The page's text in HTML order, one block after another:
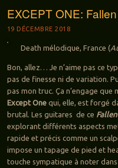
EXCEPT ONE: Fallen
19 DÉCEMBRE 2018
Death mélodique, France (
Bon, allez… Je n’aime pas ce
pas de finesse ni de variation.
pas mon truc. Ça n’engage que
Except Onequi, elle, est forgé
brutal. Les guitares de ce Fallen
explorant différents aspects
rapide et précis comme un
impose un tapage de pied et
touche sympatique à noter dans